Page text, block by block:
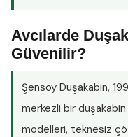
Avcılarde
Güvenilir?
Şensoy Duşakabin,
merkezli bir duşakabin
modelleri, teknesiz